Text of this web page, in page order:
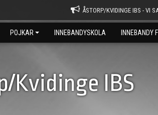
ÅSTORP/KVIDINGE IBS - VI
POJKAR INNEBANDYSKOLA INNEBANDY
Kvidinge IBS